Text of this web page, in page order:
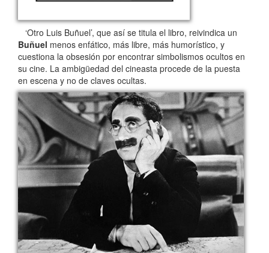
‘Otro Luis Buñuel’, que así se titula el libro, reivindica un
Buñuel menos enfático, más libre, más humorístico, y
cuestiona la obsesión por encontrar simbolismos ocultos en
su cine. La ambigüedad del cineasta procede de la puesta
en escena y no de claves ocultas.